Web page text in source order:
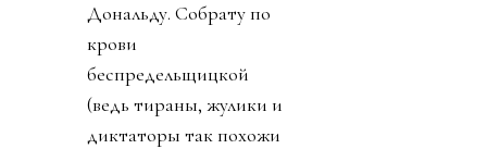
Дональду. Собрату по
крови
беспредельщицкой
(ведь тираны, жулики и
диктаторы так похожи